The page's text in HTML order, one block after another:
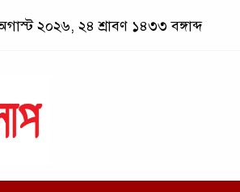
২০২৬, ২৪ শ্রাবণ ১৪৩৩ বঙ্গাব্দ